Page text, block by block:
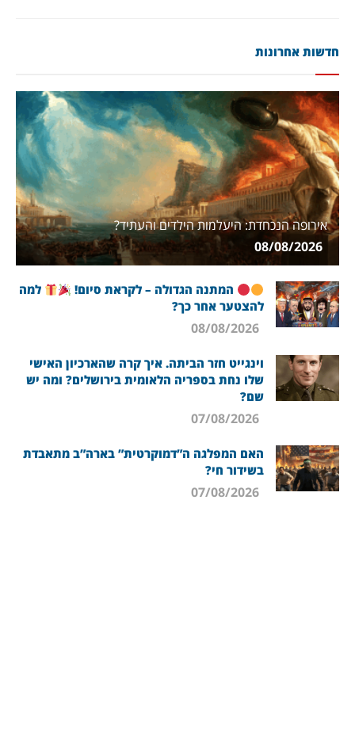
חדשות אחרונות
אירופה הנכחדת: היעלמות הילדים והעתיד?
המתנה הגדולה – לקראת סיום!
למה
להצטער אחר כך?
וינגייט חזר הביתה. איך קרה שהארכיון האישי
שלו נחת בספריה הלאומית בירושלים? ומה יש
שם?
האם המפלגה ה”דמוקרטית” בארה”ב מתאבדת
בשידור חי?